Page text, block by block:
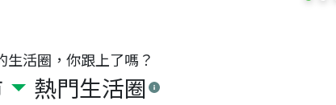
生活圈，你跟上了嗎？
熱門生活圈